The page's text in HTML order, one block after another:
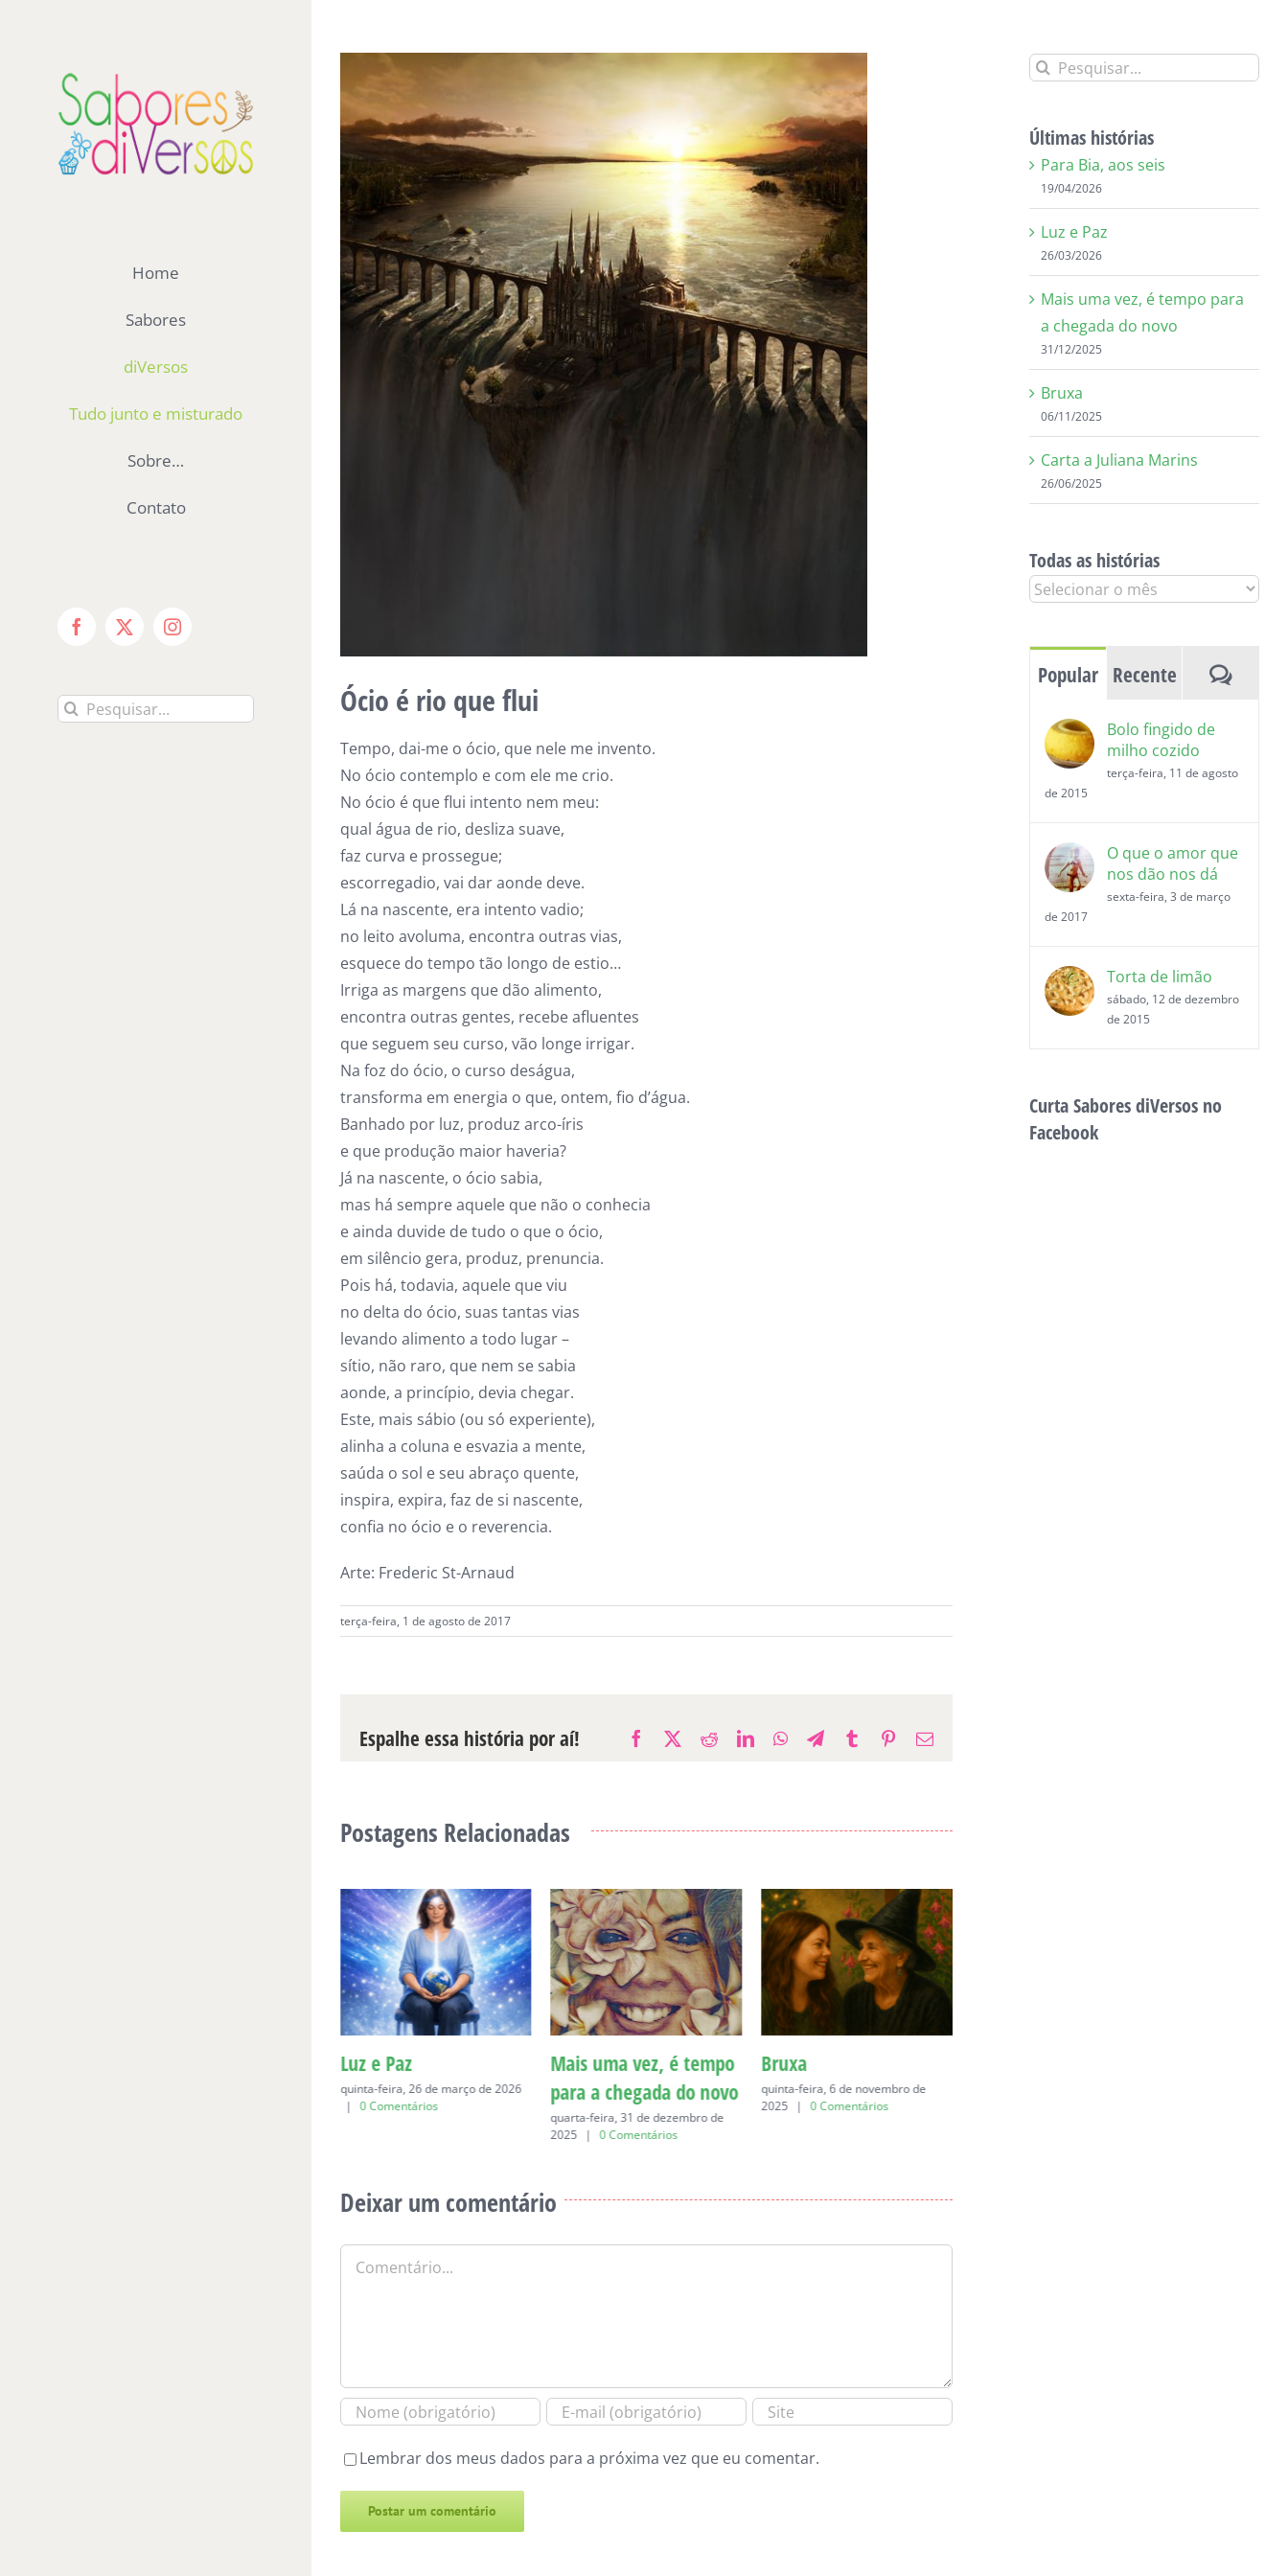
conteúdo
Home
Sabores
diVersos
Tudo junto e misturado
Sobre…
Contato
Facebook
X Instagram
Buscar
Larger
Image
Ócio é rio que flui
Tempo, dai-me o ócio, que nele me invento.
No ócio contemplo e com ele me crio.
No ócio é que flui intento nem meu:
qual água de rio, desliza suave,
faz curva e prossegue;
escorregadio, vai dar aonde deve.
Lá na nascente, era intento vadio;
no leito avoluma, encontra outras vias,
esquece do tempo tão longo de estio…
Irriga as margens que dão alimento,
encontra outras gentes, recebe afluentes
que seguem seu curso, vão longe irrigar.
Na foz do ócio, o curso deságua,
transforma em energia o que, ontem, fio d’água.
Banhado por luz, produz arco-íris
e que produção maior haveria?
Já na nascente, o ócio sabia,
mas há sempre aquele que não o conhecia
e ainda duvide de tudo o que o ócio,
em silêncio gera, produz, prenuncia.
Pois há, todavia, aquele que viu
no delta do ócio, suas tantas vias
levando alimento a todo lugar –
sítio, não raro, que nem se sabia
aonde, a princípio, devia chegar.
Este, mais sábio (ou só experiente),
alinha a coluna e esvazia a mente,
saúda o sol e seu abraço quente,
inspira, expira, faz de si nascente,
confia no ócio e o reverencia.
Arte: Frederic St-Arnaud
terça-feira, 1 de agosto de 2017
Espalhe essa história por aí! Facebook RedditLinkedInWhatsAppTelegram
TumblrPinterest
E-
Postagens Relacionadas
Luz e Paz
quinta-feira, 26 de março de 2026
| 0 Comentários
Mais uma vez, é tempo
para a chegada do novo
quarta-feira, 31 de dezembro de
2025
| 0 Comentários
Bruxa
quinta-feira, 6 de novembro de
2025
| 0 Comentários
Deixar um comentário
Comentário
Lembrar dos meus dados para a próxima vez que eu comentar.
Buscar
Últimas histórias
Para Bia, aos seis
19/04/2026
Luz e Paz
26/03/2026
Mais uma vez, é tempo para
a chegada do novo
31/12/2025
Bruxa
06/11/2025
Carta a Juliana Marins
26/06/2025
Todas as histórias
Todas
Popular Recente
Bolo fingido de
milho cozido
terça-feira, 11 de agosto
de 2015
O que o amor que
nos dão nos dá
sexta-feira, 3 de março
de 2017
Torta de limão
sábado, 12 de dezembro
de 2015
Curta Sabores diVersos no
Facebook